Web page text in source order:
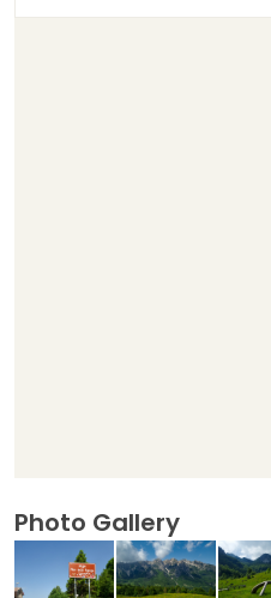
Photo Gallery